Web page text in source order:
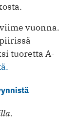
vuonna.
tuoretta A-